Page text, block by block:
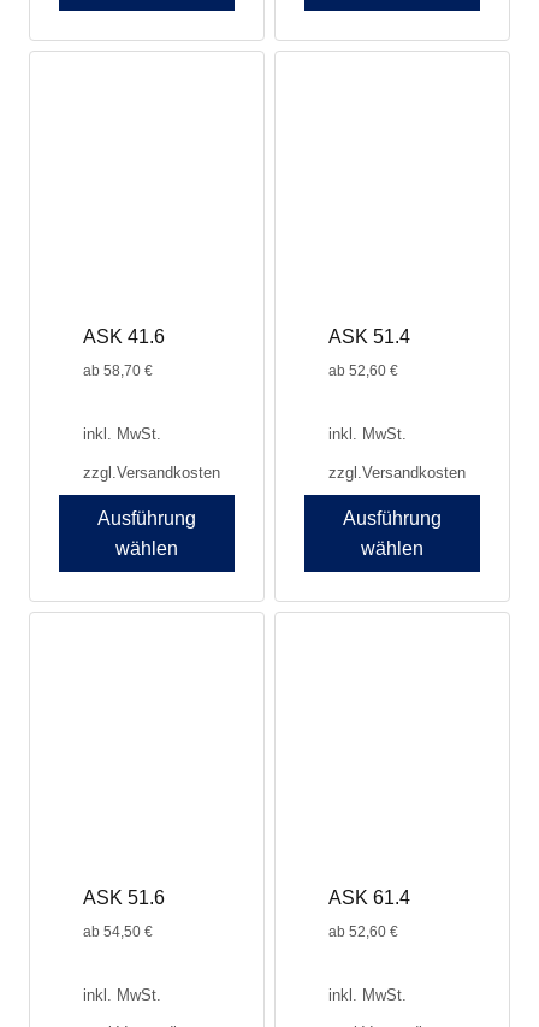
ASK 41.6
ab 58,70 €
inkl. MwSt.
zzgl. Versandkosten
Ausführung
wählen
ASK 51.4
ab 52,60 €
inkl. MwSt.
zzgl. Versandkosten
Ausführung
wählen
ASK 51.6
ab 54,50 €
inkl. MwSt.
ASK 61.4
ab 52,60 €
inkl. MwSt.